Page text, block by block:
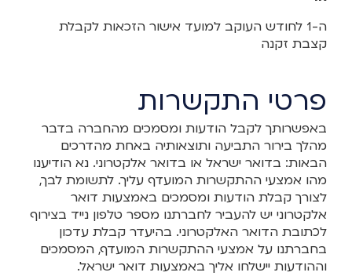
ה-1 לחודש העוקב למועד אישור הזכאות לקבלת
קצבת זקנה
פרטי התקשרות
באפשרותך לקבל הודעות ומסמכים מהחברה בדבר
מהלך בירור התביעה ותוצאותיה באחת מהדרכים
הבאות: בדואר ישראל או בדואר אלקטרוני. נא הודיענו
מהו אמצעי ההתקשרות המועדף עליך. לתשומת לבך,
לצורך קבלת הודעות ומסמכים באמצעות דואר
אלקטרוני יש להעביר לחברתנו מספר טלפון נייד בצירוף
לכתובת הדואר האלקטרוני. בהיעדר קבלת עדכון
בחברתנו על אמצעי ההתקשרות המועדף, המסמכים
וההודעות יישלחו אליך באמצעות דואר ישראל.